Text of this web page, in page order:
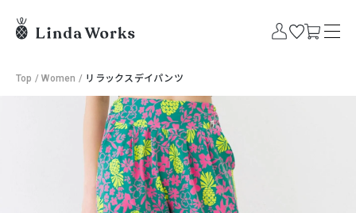
Top /Women / リラックスデイパンツ